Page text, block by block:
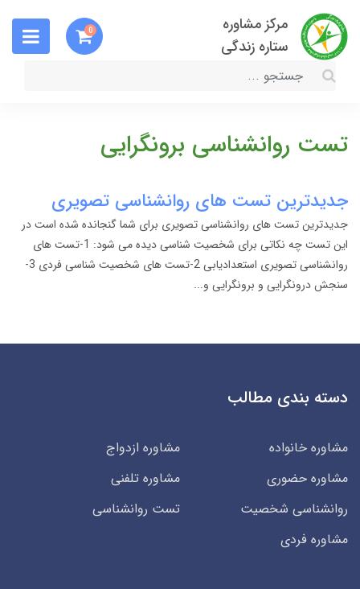
مرکز مشاوره
ستاره زندگی
0
تست روانشناسی برونگرایی
جدیدترین تست های روانشناسی تصویری
جدیدترین تست های روانشناسی تصویری برای شما گنجانده شده است در
این تست چه نکاتی برای شخصیت شناسی دیده می شود: 1-تست های
روانشناسی تصویری استعدادیابی 2-تست های شخصیت شناسی فردی 3-
سنجش درونگرایی و برونگرایی و...
دسته بندی مطالب
مشاوره خانواده
مشاوره ازدواج
مشاوره حضوری
مشاوره تلفنی
روانشناسی شخصیت
تست روانشناسی
مشاوره فردی